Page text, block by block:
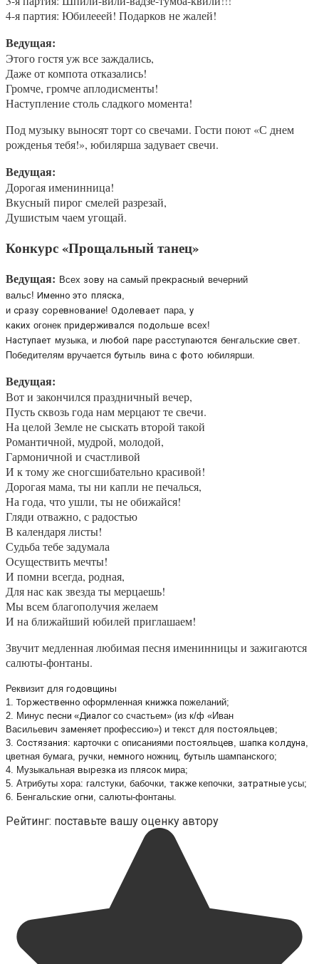
4-я партия: Юбилееей! Подарков не жалей!
Ведущая:
Этого гостя уж все заждались,
Даже от компота отказались!
Громче, громче аплодисменты!
Наступление столь сладкого момента!
Под музыку выносят торт со свечами. Гости поют «С днем
рожденья тебя!», юбилярша задувает свечи.
Ведущая:
Дорогая именинница!
Вкусный пирог смелей разрезай,
Душистым чаем угощай.
Конкурс «Прощальный танец»
Ведущая: Всех зову на самый прекрасный вечерний
вальс! Именно это пляска,
и сразу соревнование! Одолевает пара, у
каких огонек придерживался подольше всех!
Наступает музыка, и любой паре расступаются бенгальские свет.
Победителям вручается бутыль вина с фото юбилярши.
Ведущая:
Вот и закончился праздничный вечер,
Пусть сквозь года нам мерцают те свечи.
На целой Земле не сыскать второй такой
Романтичной, мудрой, молодой,
Гармоничной и счастливой
И к тому же сногсшибательно красивой!
Дорогая мама, ты ни капли не печалься,
На года, что ушли, ты не обижайся!
Гляди отважно, с радостью
В календаря листы!
Судьба тебе задумала
Осуществить мечты!
И помни всегда, родная,
Для нас как звезда ты мерцаешь!
Мы всем благополучия желаем
И на ближайший юбилей приглашаем!
Звучит медленная любимая песня именинницы и зажигаются
салюты-фонтаны.
Реквизит для годовщины
1.Торжественно оформленная книжка пожеланий;
2. Минус песни «Диалог со счастьем» (из к/ф «Иван
Васильевич заменяет профессию») и текст для постояльцев;
3. Состязания: карточки с описаниями постояльцев, шапка колдуна,
цветная бумага, ручки, немного ножниц, бутыль шампанского;
4. Музыкальная вырезка из плясок мира;
5. Атрибуты хора: галстуки, бабочки, также кепочки, затратные усы;
6. Бенгальские огни, салюты-фонтаны.
Рейтинг: поставьте вашу оценку автору